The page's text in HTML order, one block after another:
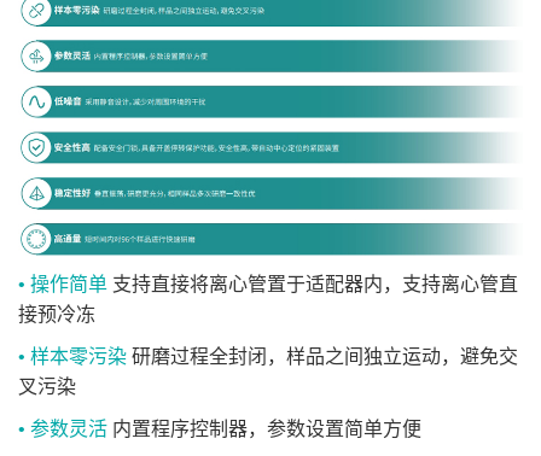
• 操作简单 支持直接将离心管置于适配器内，支持离心管直
接预冷冻
• 样本零污染 研磨过程全封闭，样品之间独立运动，避免交
叉污染
• 参数灵活 内置程序控制器，参数设置简单方便
≤12KG ≤29KG